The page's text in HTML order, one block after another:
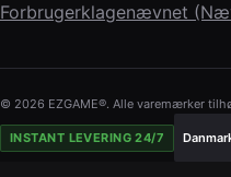
Forbrugerklagenævnet
© 2026 EZGAME®. Alle varemærker
INSTANT LEVERING 24/7